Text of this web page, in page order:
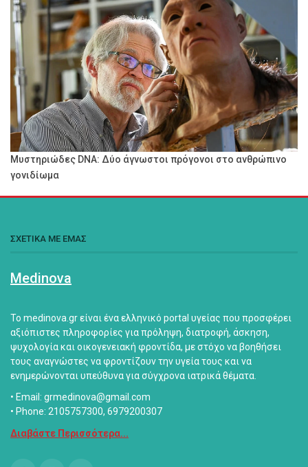
Μυστηριώδες DNA: Δύο άγνωστοι πρόγονοι στο ανθρώπινο
γονιδίωμα
ΣΧΕΤΙΚΑ ΜΕ ΕΜΑΣ
Medinova
Το medinova.gr είναι ένα ελληνικό portal υγείας που προσφέρει
αξιόπιστες πληροφορίες για πρόληψη, διατροφή, άσκηση,
ψυχολογία και οικογενειακή φροντίδα, με στόχο να βοηθήσει
τους αναγνώστες να φροντίζουν την υγεία τους και να
ενημερώνονται υπεύθυνα για σύγχρονα ιατρικά θέματα.
• Email: grmedinova@gmail.com
• Phone: 2105757300, 6979200307
Διαβάστε Περισσότερα...